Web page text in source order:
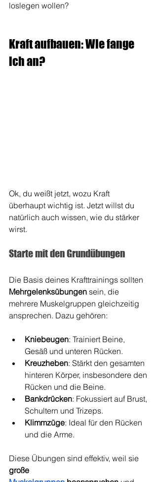
loslegen wollen?
Kraft aufbauen: Wie fange
ich an?
Ok, du weißt jetzt, wozu Kraft
überhaupt wichtig ist. Jetzt willst du
natürlich auch wissen, wie du stärker
wirst.
Starte mit den Grundübungen
Die Basis deines Krafttrainings sollten
Mehrgelenksübungen sein, die
mehrere Muskelgruppen gleichzeitig
ansprechen. Dazu gehören:
Kniebeugen: Trainiert Beine,
Gesäß und unteren Rücken.
Kreuzheben: Stärkt den gesamten
hinteren Körper, insbesondere den
Rücken und die Beine.
Bankdrücken: Fokussiert auf Brust,
Schultern und Trizeps.
Klimmzüge: Ideal für den Rücken
und die Arme.
Diese Übungen sind effektiv, weil sie
große